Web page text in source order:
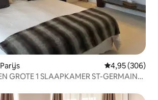
Gemiddelde
4,95 (306)
GROTE 1 SLAAPKAMER ST-GERMAIN-